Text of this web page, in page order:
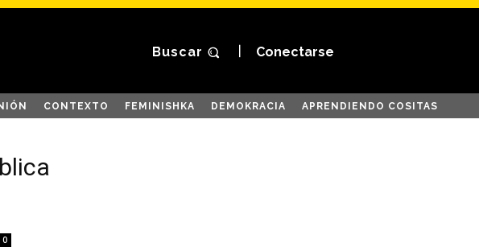
Buscar Conectarse
CONTEXTO FEMINISHKA DEMOKRACIA APRENDIENDO COSITAS
0